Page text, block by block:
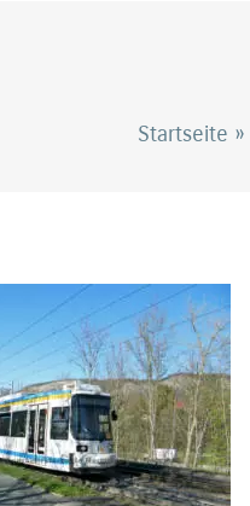
Startseite »